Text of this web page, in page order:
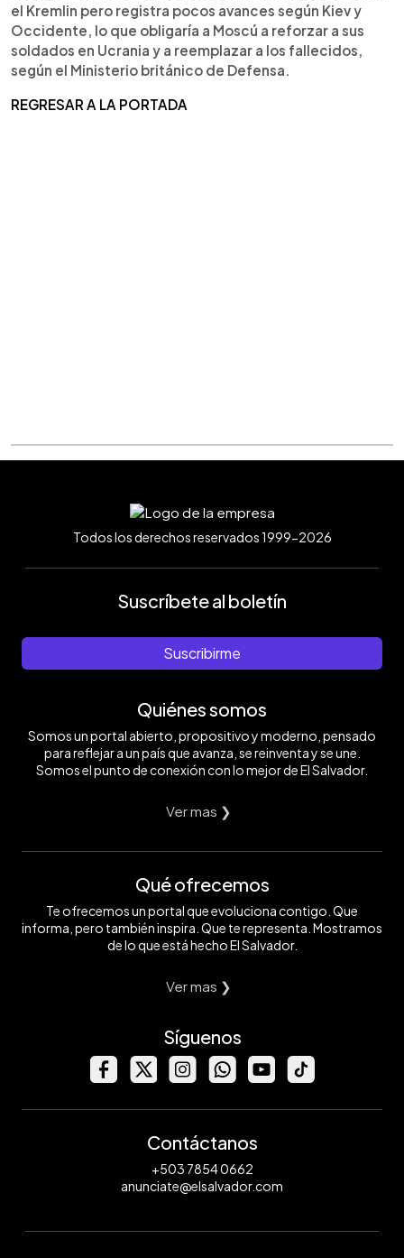
el Kremlin pero registra pocos avances según Kiev y
Occidente, lo que obligaría a Moscú a reforzar a sus
soldados en Ucrania y a reemplazar a los fallecidos,
según el Ministerio británico de Defensa.
REGRESAR A LA PORTADA
Todos los derechos reservados 1999-2026
Suscríbete al boletín
Suscribirme
Quiénes somos
Somos un portal abierto, propositivo y moderno, pensado
para reflejar a un país que avanza, se reinventa y se une.
Somos el punto de conexión con lo mejor de El Salvador.
Ver mas ❯
Qué ofrecemos
Te ofrecemos un portal que evoluciona contigo. Que
informa, pero también inspira. Que te representa. Mostramos
de lo que está hecho El Salvador.
Ver mas ❯
Síguenos
Contáctanos
+503 7854 0662
anunciate@elsalvador.com